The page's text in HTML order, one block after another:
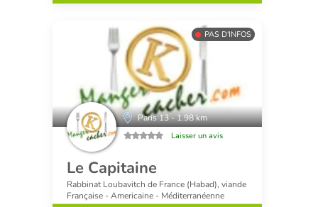
PAS D'INFOS
Paris 13 - 1.98 km
Laisser un avis
Le Capitaine
Rabbinat Loubavitch de France (Habad), viande
Française - Americaine - Méditerranéenne